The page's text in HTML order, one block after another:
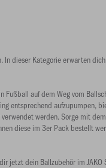
dieser Kategorie erwarten
auf dem Weg vom
entsprechend aufzupumpen,
werden. Sorge mit
diese im 3er Pack bestellt
jetzt dein Ballzubehör im JAKO